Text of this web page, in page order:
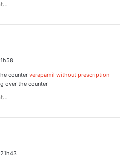
counter verapamil without prescription
over the counter